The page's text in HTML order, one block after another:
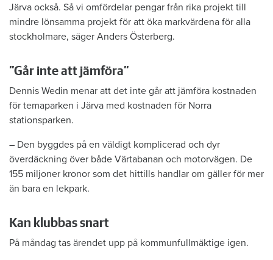
Järva också. Så vi omfördelar pengar från rika projekt till
mindre lönsamma projekt för att öka markvärdena för alla
stockholmare, säger Anders Österberg.
”Går inte att jämföra”
Dennis Wedin menar att det inte går att jämföra kostnaden
för temaparken i Järva med kostnaden för Norra
stationsparken.
– Den byggdes på en väldigt komplicerad och dyr
överdäckning över både Värtabanan och motorvägen. De
155 miljoner kronor som det hittills handlar om gäller för mer
än bara en lekpark.
Kan klubbas snart
På måndag tas ärendet upp på kommunfullmäktige igen.